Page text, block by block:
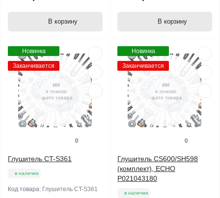
В корзину В корзину
Новинка
Заканчивается
0
Глушитель CT-S361
в наличии
Код товара: Глушитель CT-S361
Новинка
Заканчивается
0
Глушитель CS600/SH598
(комплект), ECHO
P021043180
в наличии